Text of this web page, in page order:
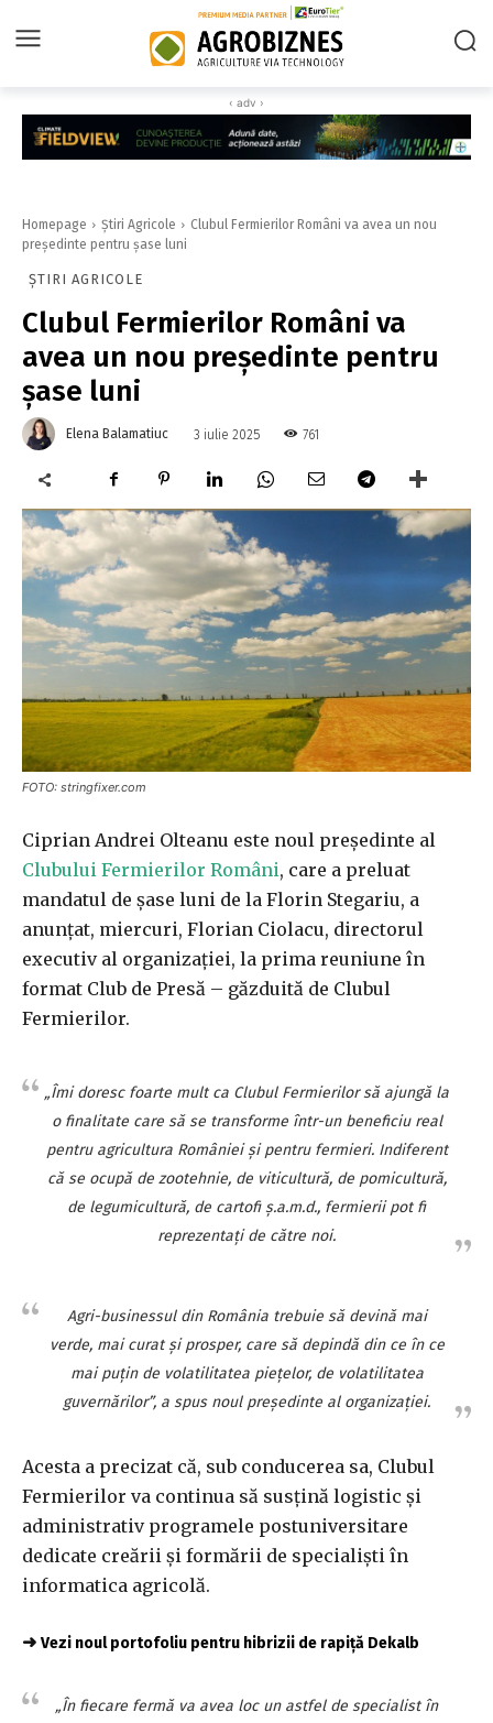
‹ adv ›
Homepage Știri Agricole
Clubul Fermierilor Români va avea un nou
președinte pentru şase luni
ȘTIRI AGRICOLE
Clubul Fermierilor Români va
avea un nou președinte pentru
şase luni
Elena Balamatiuc 3 iulie 2025 761
FOTO: stringfixer.com
Ciprian Andrei Olteanu este noul preşedinte al
Clubului Fermierilor Români, care a preluat
mandatul de şase luni de la Florin Stegariu, a
anunţat, miercuri, Florian Ciolacu, directorul
executiv al organizaţiei, la prima reuniune în
format Club de Presă – găzduită de Clubul
Fermierilor.
„Îmi doresc foarte mult ca Clubul Fermierilor să ajungă la
o finalitate care să se transforme într-un beneficiu real
pentru agricultura României şi pentru fermieri. Indiferent
că se ocupă de zootehnie, de viticultură, de pomicultură,
de legumicultură, de cartofi ş.a.m.d., fermierii pot fi
reprezentaţi de către noi.
Agri-businessul din România trebuie să devină mai
verde, mai curat şi prosper, care să depindă din ce în ce
mai puţin de volatilitatea pieţelor, de volatilitatea
guvernărilor”, a spus noul preşedinte al organizaţiei.
Acesta a precizat că, sub conducerea sa, Clubul
Fermierilor va continua să susţină logistic şi
administrativ programele postuniversitare
dedicate creării şi formării de specialişti în
informatica agricolă.
➜ Vezi noul portofoliu pentru hibrizii de rapiță Dekalb
„În fiecare fermă va avea loc un astfel de specialist în